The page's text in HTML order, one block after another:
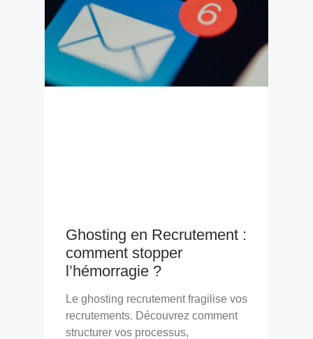
Ghosting en Recrutement :
comment stopper
l’hémorragie ?
Le ghosting recrutement fragilise vos
recrutements. Découvrez comment
structurer vos processus,